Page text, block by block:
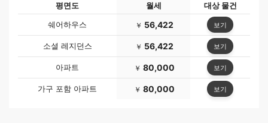
평면도 월세
대상 물건
쉐어하우스
￥ 56,422 보기
소셜 레지던스 ￥ 56,422 보기
아파트 ￥ 80,000 보기
가구 포함 아파트 ￥ 80,000 보기